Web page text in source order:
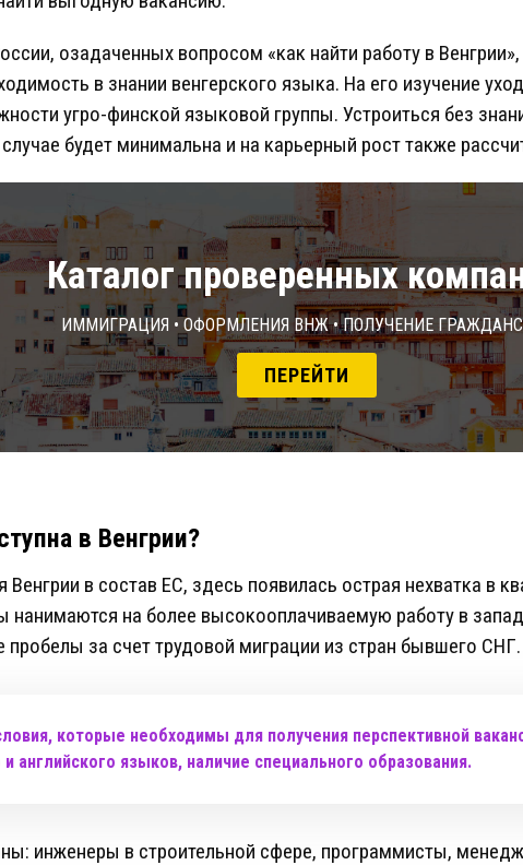
озадаченных вопросом «как найти работу в
в знании венгерского языка. На его изучение
угро-финской языковой группы. Устроиться без
будет минимальна и на карьерный рост также
Каталог проверенных
Иммиграция • Оформления ВНЖ • Получение
ПЕРЕЙТИ
в Венгрии?
Венгрии в состав ЕС, здесь появилась острая нехватка в
нанимаются на более высокооплачиваемую работу в
пробелы за счет трудовой миграции из стран бывшего СНГ.
которые необходимы для получения перспективной
и английского языков, наличие специального образования.
инженеры в строительной сфере, программисты,